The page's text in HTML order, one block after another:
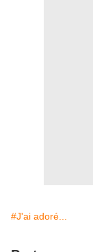
#J'ai adoré...